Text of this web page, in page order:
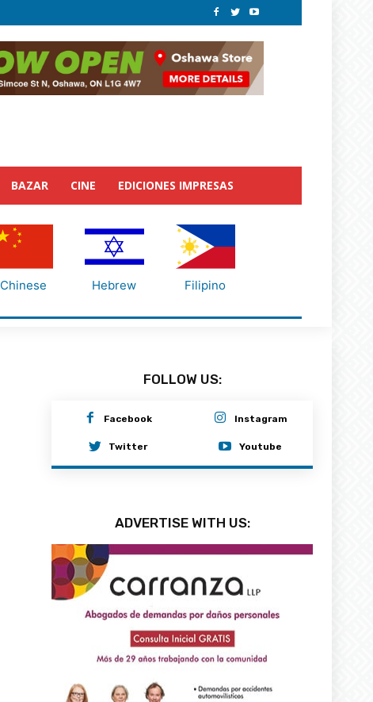
BAZAR CINE EDICIONES IMPRESAS
Chinese Hebrew Filipino
FOLLOW US:
Facebook Instagram
Twitter Youtube
ADVERTISE WITH US: